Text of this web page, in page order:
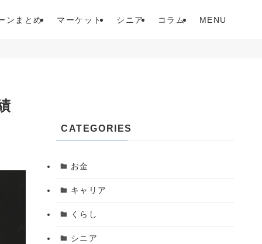
ンまとめ マーケット シニア コラム MENU
CATEGORIES
お金
キャリア
くらし
シニア